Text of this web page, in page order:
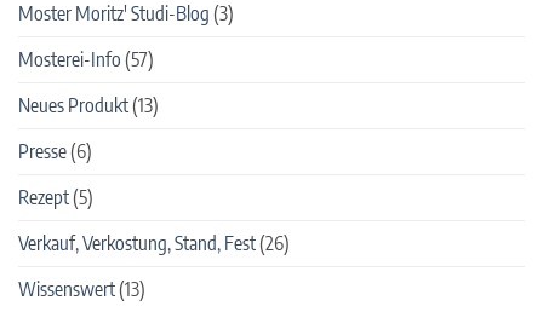
Moster Moritz' Studi-Blog (3)
Mosterei-Info (57)
Neues Produkt(13)
Presse(6)
Rezept(5)
Verkauf, Verkostung, Stand, Fest(26)
Wissenswert(13)